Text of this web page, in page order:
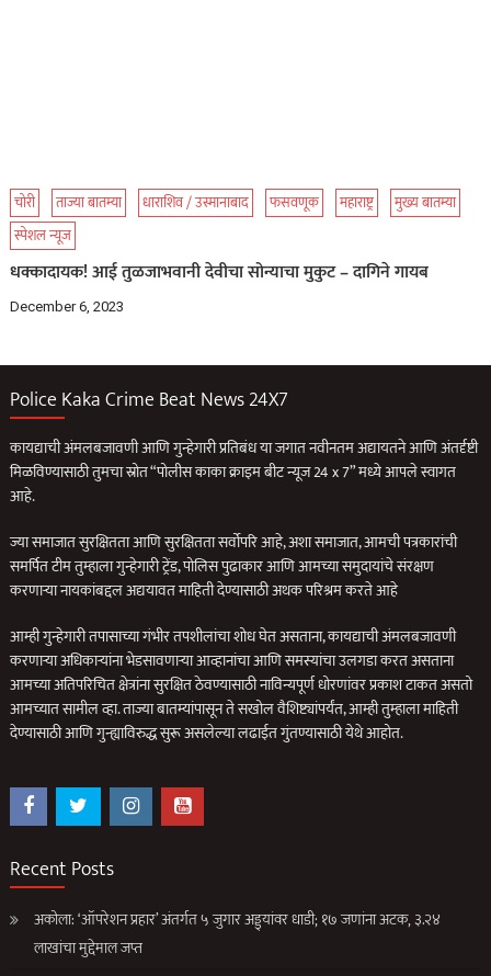
चोरी ताज्या बातम्या धाराशिव / उस्मानाबाद फसवणूक महाराष्ट्र
मुख्य बातम्या
स्पेशल न्यूज
धक्कादायक! आई तुळजाभवानी देवीचा सोन्याचा मुकुट – दागिने गायब
December 6, 2023
Police Kaka Crime Beat News 24X7
कायद्याची अंमलबजावणी आणि गुन्हेगारी प्रतिबंध या जगात नवीनतम अद्यायतने आणि अंतर्दृष्टी
मिळविण्यासाठी तुमचा स्रोत “पोलीस काका क्राइम बीट न्यूज 24 x 7” मध्ये आपले स्वागत
आहे.
ज्या समाजात सुरक्षितता आणि सुरक्षितता सर्वोपरि आहे, अशा समाजात, आमची पत्रकारांची
समर्पित टीम तुम्हाला गुन्हेगारी ट्रेंड, पोलिस पुढाकार आणि आमच्या समुदायांचे संरक्षण
करणार्‍या नायकांबद्दल अद्ययावत माहिती देण्यासाठी अथक परिश्रम करते आहे
आम्ही गुन्हेगारी तपासाच्या गंभीर तपशीलांचा शोध घेत असताना, कायद्याची अंमलबजावणी
करणार्‍या अधिकार्‍यांना भेडसावणार्‍या आव्हानांचा आणि समस्यांचा उलगडा करत असताना
आमच्या अतिपरिचित क्षेत्रांना सुरक्षित ठेवण्यासाठी नाविन्यपूर्ण धोरणांवर प्रकाश टाकत असतो
आमच्यात सामील व्हा. ताज्या बातम्यांपासून ते सखोल वैशिष्ट्यांपर्यंत, आम्ही तुम्हाला माहिती
देण्यासाठी आणि गुन्ह्याविरुद्ध सुरू असलेल्या लढाईत गुंतण्यासाठी येथे आहोत.
Recent Posts
अकोला: ‘ऑपरेशन प्रहार’ अंतर्गत ५ जुगार अड्ड्यांवर धाडी; १७ जणांना अटक, ३.२४
लाखांचा मुद्देमाल जप्त